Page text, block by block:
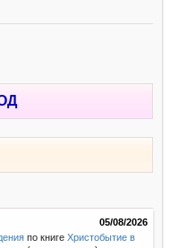
05/08/2026
по книгеХристобытие в